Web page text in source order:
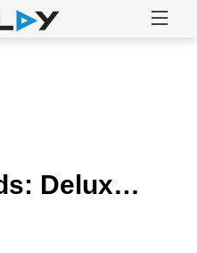
GRID™ Legends: Deluxe Edition